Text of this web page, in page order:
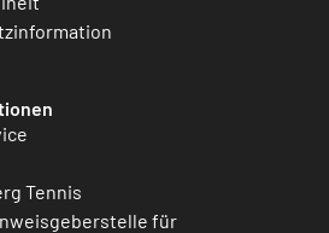
Tennis
für